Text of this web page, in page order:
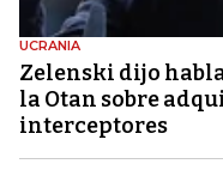
UCRANIA
Zelenski dijo
la Otan sobre
interceptores